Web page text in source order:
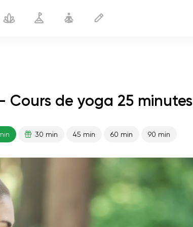
de yoga 25 minutes
30 min 45 min 60 min 90 min